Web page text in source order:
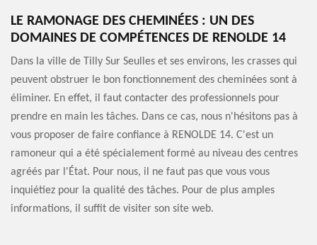
LE RAMONAGE DES CHEMINÉES : UN DES
DOMAINES DE COMPÉTENCES DE RENOLDE 14
Dans la ville de Tilly Sur Seulles et ses environs, les crasses qui
peuvent obstruer le bon fonctionnement des cheminées sont à
éliminer. En effet, il faut contacter des professionnels pour
prendre en main les tâches. Dans ce cas, nous n'hésitons pas à
vous proposer de faire confiance à RENOLDE 14. C'est un
ramoneur qui a été spécialement formé au niveau des centres
agréés par l'État. Pour nous, il ne faut pas que vous vous
inquiétiez pour la qualité des tâches. Pour de plus amples
informations, il suffit de visiter son site web.